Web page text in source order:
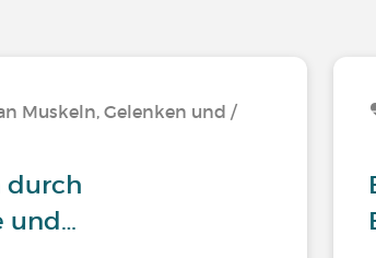
Muskeln, Gelenken und /
durch
und…